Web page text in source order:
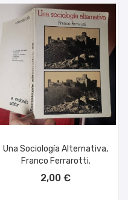
Una Sociología Alternativa,
Franco Ferrarotti.
2,00 €